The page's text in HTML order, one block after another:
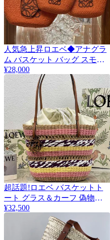
人気急上昇ロエベ◆アナグラ
ム バスケット バッグ スモー
ル 鞄 ロゴ かご コピー 3サイ
ズ lof42019
¥28,000
超話題!ロエベ バスケットト
ート グラス＆カーフ 偽物
low74366
¥32,500